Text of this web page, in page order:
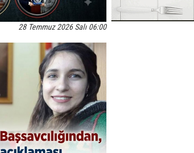
28 Temmuz 2026 Salı 06:00